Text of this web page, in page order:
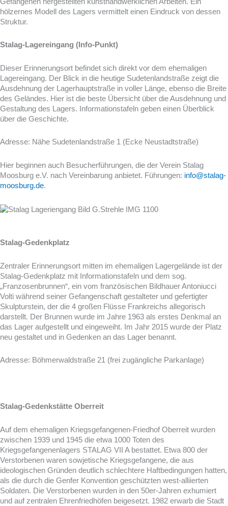
hölzernes Modell des Lagers vermittelt einen Eindruck von dessen
Struktur.
Stalag-Lagereingang (Info-Punkt)
Dieser Erinnerungsort befindet sich direkt vor dem ehemaligen
Lagereingang. Der Blick in die heutige Sudetenlandstraße zeigt die
Ausdehnung der Lagerhauptstraße in voller Länge, ebenso die Breite
des Geländes. Hier ist die beste Übersicht über die Ausdehnung und
Gestaltung des Lagers. Informationstafeln geben einen Überblick
über die Geschichte.
Adresse: Nähe Sudetenlandstraße 1 (Ecke Neustadtstraße)
Hier beginnen auch Besucherführungen, die der Verein Stalag
Moosburg e.V. nach Vereinbarung anbietet. Führungen: info@stalag-
moosburg.de.
Stalag-Gedenkplatz
Zentraler Erinnerungsort mitten im ehemaligen Lagergelände ist der
Stalag-Gedenkplatz mit Informationstafeln und dem sog.
„Franzosenbrunnen“, ein vom französischen Bildhauer Antoniucci
Volti während seiner Gefangenschaft gestalteter und gefertigter
Skulpturstein, der die 4 großen Flüsse Frankreichs allegorisch
darstellt. Der Brunnen wurde im Jahre 1963 als erstes Denkmal an
das Lager aufgestellt und eingeweiht. Im Jahr 2015 wurde der Platz
neu gestaltet und in Gedenken an das Lager benannt.
Adresse: Böhmerwaldstraße 21 (frei zugängliche Parkanlage)
Stalag-Gedenkstätte Oberreit
Auf dem ehemaligen Kriegsgefangenen-Friedhof Oberreit wurden
zwischen 1939 und 1945 die etwa 1000 Toten des
Kriegsgefangenenlagers STALAG VII A bestattet. Etwa 800 der
Verstorbenen waren sowjetische Kriegsgefangene, die aus
ideologischen Gründen deutlich schlechtere Haftbedingungen hatten,
als die durch die Genfer Konvention geschützten west-alliierten
Soldaten. Die Verstorbenen wurden in den 50er-Jahren exhumiert
und auf zentralen Ehrenfriedhöfen beigesetzt. 1982 erwarb die Stadt